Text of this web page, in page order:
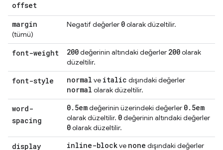
offset
margin
(tümü)
Negatif değerler 0olarak düzeltilir.
font-weight 200değerinin altındaki değerler 200olarak
düzeltilir.
font-style normal ve italic dışındaki değerler
normal olarak düzeltilir.
word-
spacing
0. 5emdeğerinin üzerindeki değerler 0. 5em
olarak düzeltilir. 0değerinin altındaki değerler
0olarak düzeltilir.
display inline-blockve none dışındaki değerler